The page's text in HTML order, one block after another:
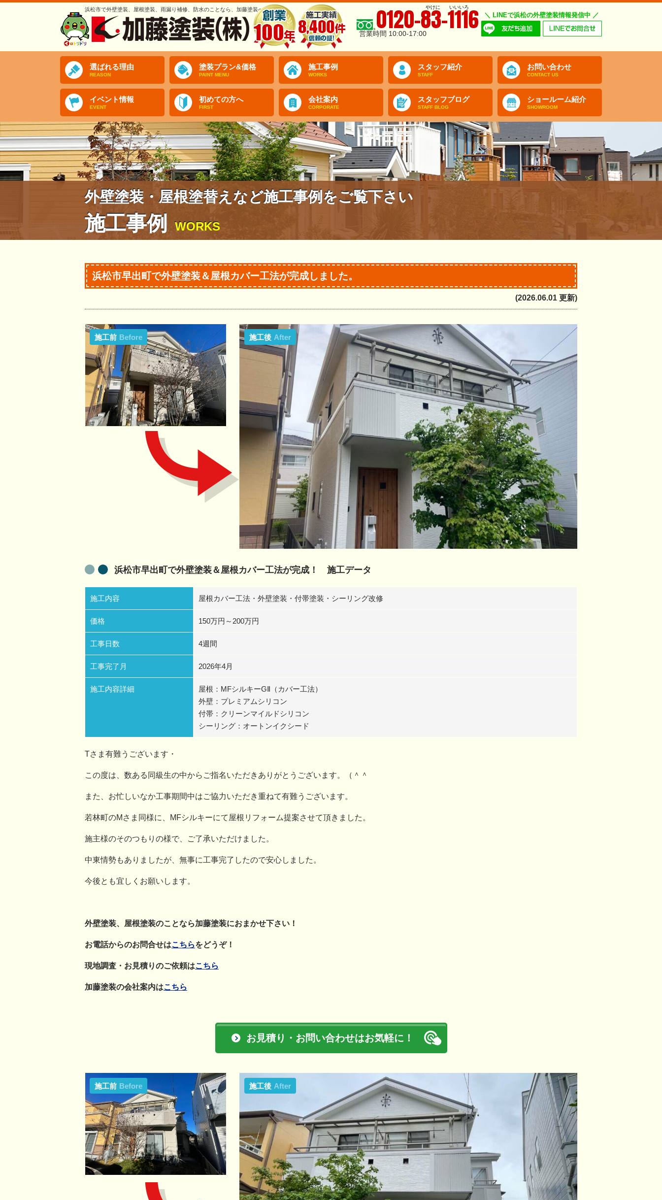
浜松市で外壁塗装、屋根塗装、雨漏り補修、防水のことなら、加藤塗装へ やけに いいいろ
0120-83-1116
営業時間 10:00-17:00
＼ LINEで浜松の外壁塗装情報発信中 ／
選ばれる理由
REASON
塗装プラン&価格
PAINT MENU
施工事例
WORKS
スタッフ紹介
STAFF
お問い合わせ
CONTACT US
イベント情報
EVENT
初めての方へ
FIRST
会社案内
CORPORATE
スタッフブログ
STAFF BLOG
ショールーム紹介
SHOWROOM
外壁塗装・屋根塗替えなど施工事例をご覧下さい
施工事例 WORKS
浜松市早出町で外壁塗装＆屋根カバー工法が完成しました。
(2026.06.01 更新)
施工後 After
施工前 Before
浜松市早出町で外壁塗装＆屋根カバー工法が完成！ 施工データ
施工内容 屋根カバー工法・外壁塗装・付帯塗装・シーリング改修
価格 150万円～200万円
工事日数 4週間
工事完了月 2026年4月
施工内容詳細
屋根：MFシルキーGⅡ（カバー工法）
外壁：プレミアムシリコン
付帯：クリーンマイルドシリコン
シーリング：オートンイクシード
Tさま有難うございます・
この度は、数ある同級生の中からご指名いただきありがとうございます。（＾＾
また、お忙しいなか工事期間中はご協力いただき重ねて有難うございます。
若林町のMさま同様に、MFシルキーにて屋根リフォーム提案させて頂きました。
施主様のそのつもりの様で、ご了承いただけました。
中東情勢もありましたが、無事に工事完了したので安心しました。
今後とも宜しくお願いします。
外壁塗装、屋根塗装のことなら加藤塗装におまかせ下さい！
お電話からのお問合せはこちらをどうぞ！
現地調査・お見積りのご依頼はこちら
加藤塗装の会社案内はこちら
お見積り・お問い合わせはお気軽に！
施工前 Before 施工後 After